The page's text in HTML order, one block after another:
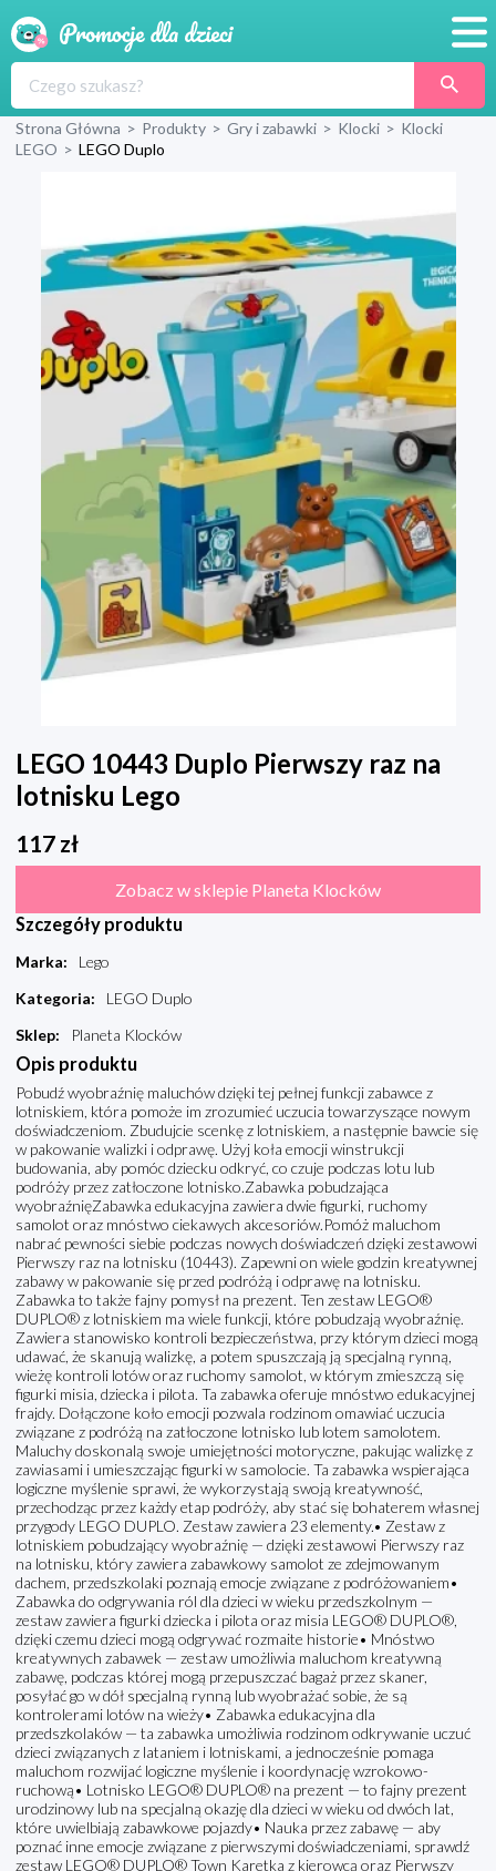
Produkty
Blog
Wyprawka
Strona Główna > Produkty > Gry i zabawki > Klocki > Klocki
LEGO > LEGO Duplo
LEGO 10443 Duplo Pierwszy raz na
lotnisku Lego
117 zł
Zobacz w sklepie Planeta Klocków
Szczegóły produktu
Marka:
Lego
Kategoria:
LEGO Duplo
Sklep: Planeta Klocków
Opis produktu
Pobudź wyobraźnię maluchów dzięki tej pełnej funkcji zabawce z
lotniskiem, która pomoże im zrozumieć uczucia towarzyszące nowym
doświadczeniom. Zbudujcie scenkę z lotniskiem, a następnie bawcie się
w pakowanie walizki i odprawę. Użyj koła emocji winstrukcji
budowania, aby pomóc dziecku odkryć, co czuje podczas lotu lub
podróży przez zatłoczone lotnisko.Zabawka pobudzająca
wyobraźnięZabawka edukacyjna zawiera dwie figurki, ruchomy
samolot oraz mnóstwo ciekawych akcesoriów.Pomóż maluchom
nabrać pewności siebie podczas nowych doświadczeń dzięki zestawowi
Pierwszy raz na lotnisku (10443). Zapewni on wiele godzin kreatywnej
zabawy w pakowanie się przed podróżą i odprawę na lotnisku.
Zabawka to także fajny pomysł na prezent. Ten zestaw LEGO®
DUPLO® z lotniskiem ma wiele funkcji, które pobudzają wyobraźnię.
Zawiera stanowisko kontroli bezpieczeństwa, przy którym dzieci mogą
udawać, że skanują walizkę, a potem spuszczają ją specjalną rynną,
wieżę kontroli lotów oraz ruchomy samolot, w którym zmieszczą się
figurki misia, dziecka i pilota. Ta zabawka oferuje mnóstwo edukacyjnej
frajdy. Dołączone koło emocji pozwala rodzinom omawiać uczucia
związane z podróżą na zatłoczone lotnisko lub lotem samolotem.
Maluchy doskonalą swoje umiejętności motoryczne, pakując walizkę z
zawiasami i umieszczając figurki w samolocie. Ta zabawka wspierająca
logiczne myślenie sprawi, że wykorzystają swoją kreatywność,
przechodząc przez każdy etap podróży, aby stać się bohaterem własnej
przygody LEGO DUPLO. Zestaw zawiera 23 elementy.• Zestaw z
lotniskiem pobudzający wyobraźnię — dzięki zestawowi Pierwszy raz
na lotnisku, który zawiera zabawkowy samolot ze zdejmowanym
dachem, przedszkolaki poznają emocje związane z podróżowaniem•
Zabawka do odgrywania ról dla dzieci w wieku przedszkolnym —
zestaw zawiera figurki dziecka i pilota oraz misia LEGO® DUPLO®,
dzięki czemu dzieci mogą odgrywać rozmaite historie• Mnóstwo
kreatywnych zabawek — zestaw umożliwia maluchom kreatywną
zabawę, podczas której mogą przepuszczać bagaż przez skaner,
posyłać go w dół specjalną rynną lub wyobrażać sobie, że są
kontrolerami lotów na wieży• Zabawka edukacyjna dla
przedszkolaków — ta zabawka umożliwia rodzinom odkrywanie uczuć
dzieci związanych z lataniem i lotniskami, a jednocześnie pomaga
maluchom rozwijać logiczne myślenie i koordynację wzrokowo-
ruchową• Lotnisko LEGO® DUPLO® na prezent — to fajny prezent
urodzinowy lub na specjalną okazję dla dzieci w wieku od dwóch lat,
które uwielbiają zabawkowe pojazdy• Nauka przez zabawę — aby
poznać inne emocje związane z pierwszymi doświadczeniami, sprawdź
zestaw LEGO® DUPLO® Town Karetka z kierowcą oraz Pierwszy